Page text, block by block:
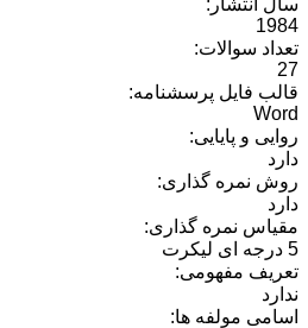
سال انتشار:
1984
تعداد سوالات:
27
قالب فایل پرسشنامه:
Word
روایی و پایایی:
دارد
روش نمره گذاری:
دارد
مقیاس نمره گذاری:
5 درجه ای لیکرت
تعریف مفهومی:
ندارد
اسامی مولفه ها: